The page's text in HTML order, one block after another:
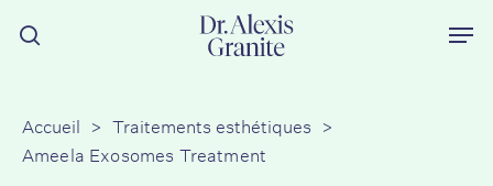
recherche
Accueil > Traitements esthétiques >
Ameela Exosomes Treatment